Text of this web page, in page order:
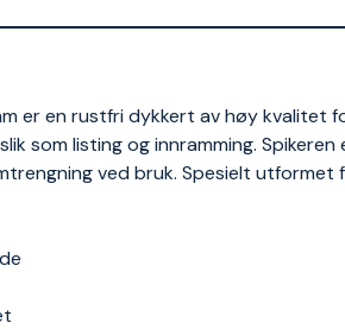
er en rustfri dykkert av høy kvalitet
som listing og innramming.
ved bruk. Spesielt utformet